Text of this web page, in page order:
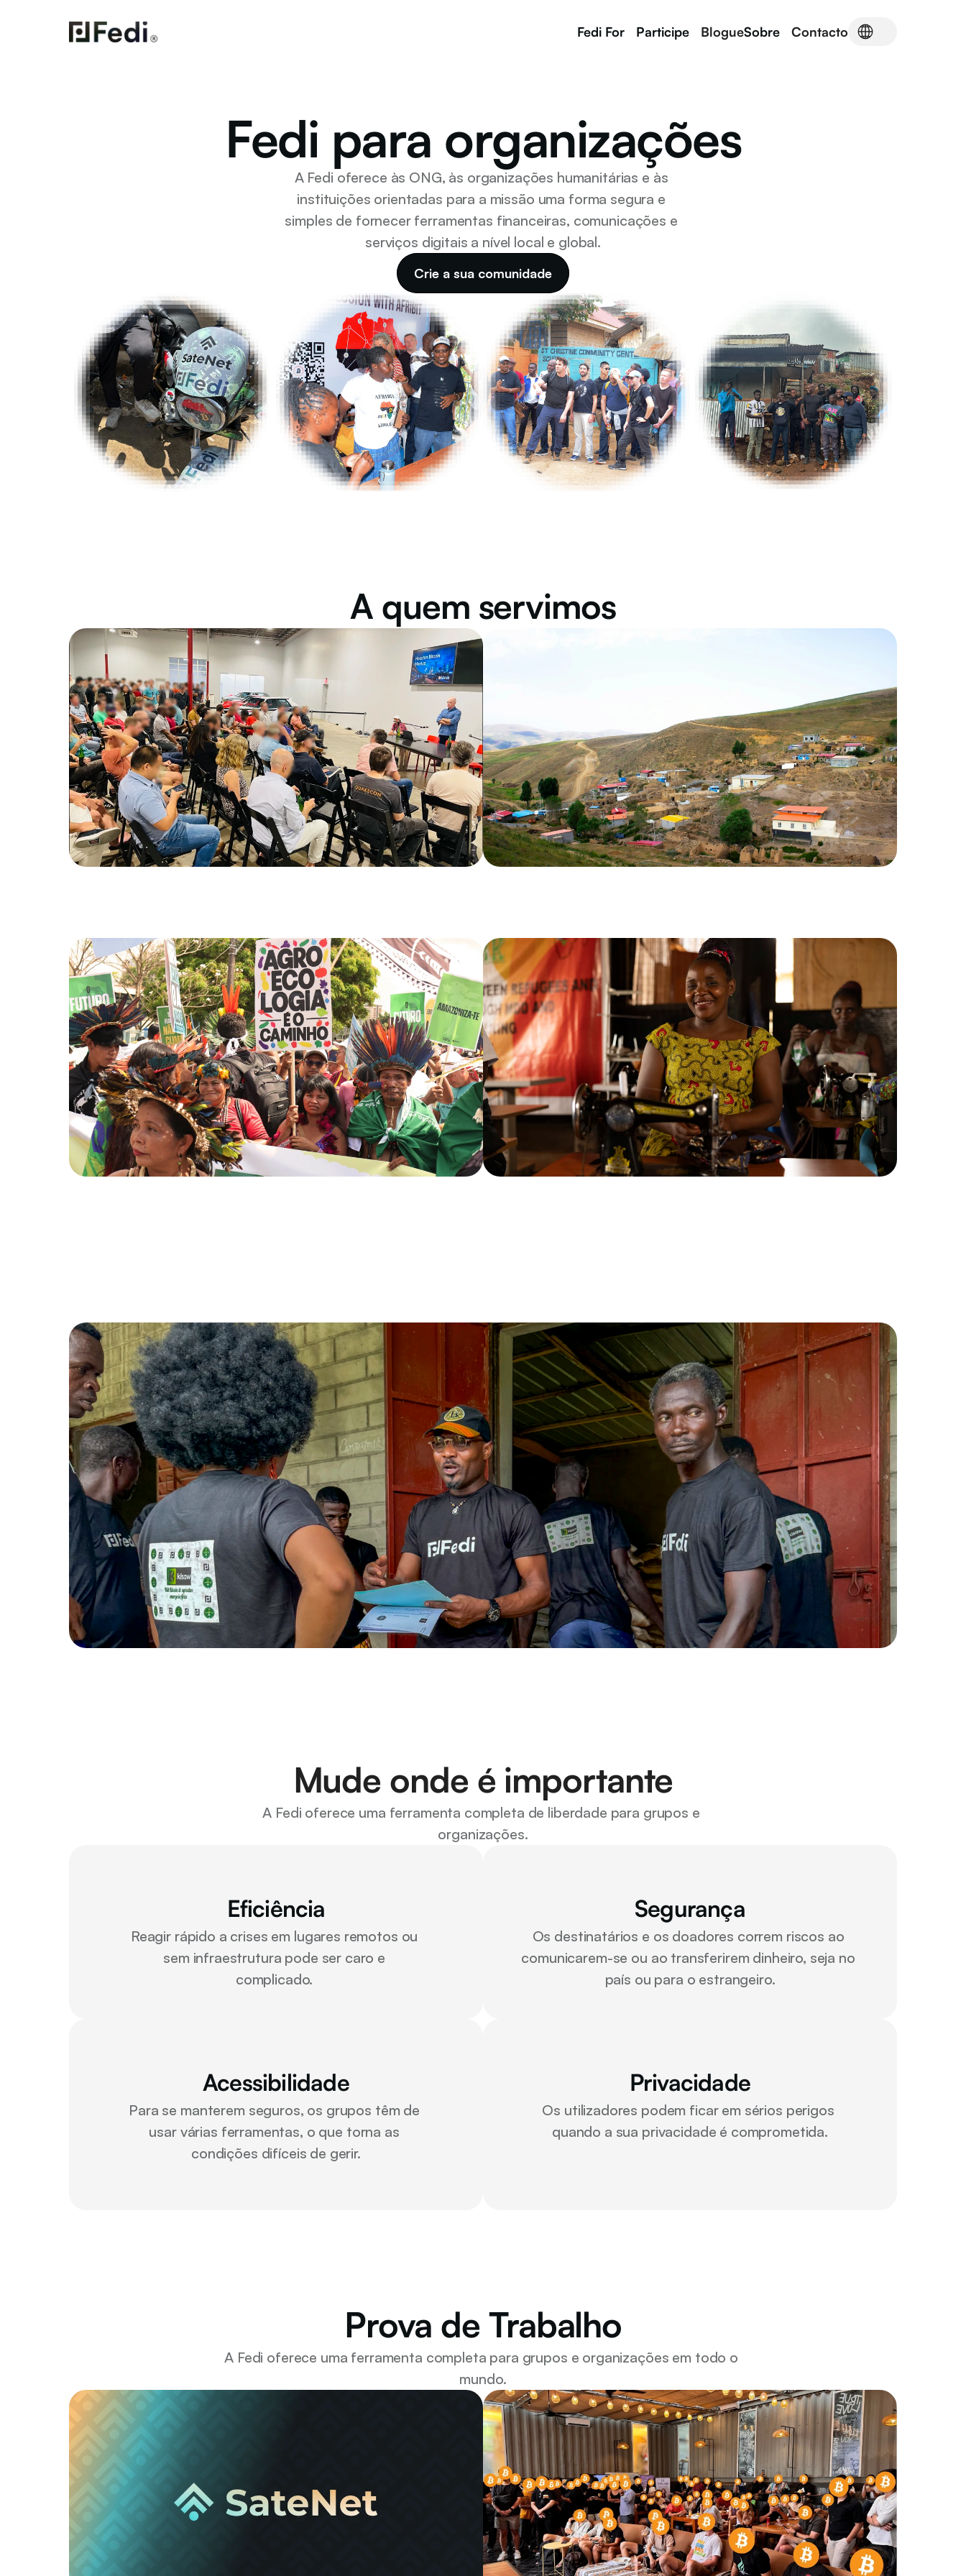
Fedi For Participe BlogueSobre Contacto
Fedi para organizações
A Fedi oferece às ONG, às organizações humanitárias e às
instituições orientadas para a missão uma forma segura e
simples de fornecer ferramentas financeiras, comunicações e
serviços digitais a nível local e global.
Crie a sua comunidade
A quem servimos
Mude onde é importante
A Fedi oferece uma ferramenta completa de liberdade para grupos e
organizações.
Eficiência
Reagir rápido a crises em lugares remotos ou
sem infraestrutura pode ser caro e
complicado.
Segurança
Os destinatários e os doadores correm riscos ao
comunicarem-se ou ao transferirem dinheiro, seja no
país ou para o estrangeiro.
Acessibilidade
Para se manterem seguros, os grupos têm de
usar várias ferramentas, o que torna as
condições difíceis de gerir.
Privacidade
Os utilizadores podem ficar em sérios perigos
quando a sua privacidade é comprometida.
Prova de Trabalho
A Fedi oferece uma ferramenta completa para grupos e organizações em todo o
mundo.
África do Sul em Bitcoin, inspirada por pioneiros como a
Bitcoin Beach. Para acelerar a adoção local, a comunidade
A Bitcoin Ekasi está a construir a economia circular líder da
África do Sul em Bitcoin, inspirada por pioneiros como a
Bitcoin Beach. Para acelerar a adoção local, a comunidade
precisava de um modelo de custódia que equilibrasse
simplicidade, segurança e governança coletiva. Com a Fedi,